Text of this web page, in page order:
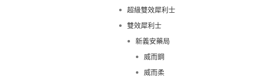
超級雙效犀利士
雙效犀利士
新義安藥局
威而鋼
威而柔